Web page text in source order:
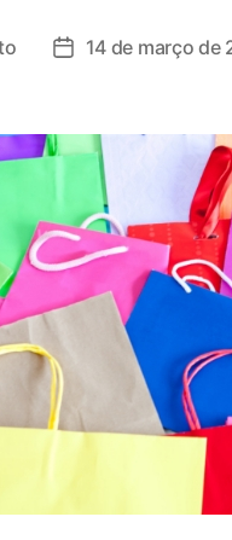
14 de março de